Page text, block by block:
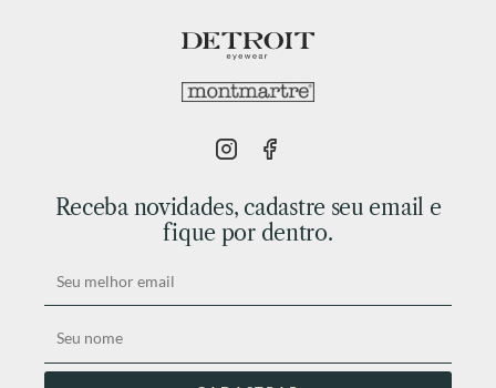
Receba novidades, cadastre seu email e
fique por dentro.